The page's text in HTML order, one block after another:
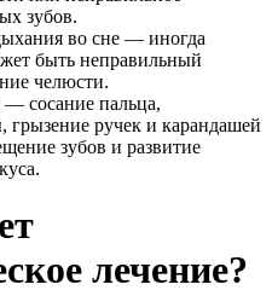
зубов.
во сне — иногда
быть неправильный
челюсти.
сосание пальца,
грызение ручек и карандашей
зубов и развитие
лечение?